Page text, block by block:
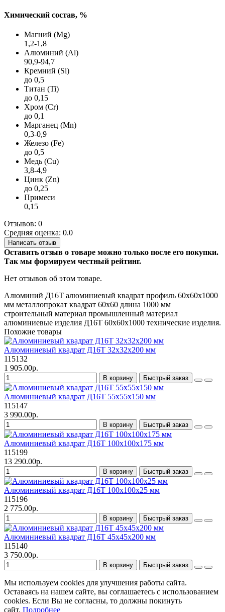
Химический состав, %
Магний (Mg)
1,2-1,8
Алюминий (Al)
90,9-94,7
Кремний (Si)
до 0,5
Титан (Ti)
до 0,15
Хром (Cr)
до 0,1
Марганец (Mn)
0,3-0,9
Железо (Fe)
до 0,5
Медь (Cu)
3,8-4,9
Цинк (Zn)
до 0,25
Примеси
0,15
Отзывов: 0
Средняя оценка: 0.0
Написать отзыв
Оставить отзыв о товаре можно только после его покупки.
Так мы формируем честный рейтинг.
Нет отзывов об этом товаре.
Алюминий Д16Т алюминиевый квадрат профиль 60х60х1000
мм металлопрокат квадрат 60х60 длина 1000 мм
строительный материал промышленный материал
алюминиевые изделия Д16Т 60х60х1000 технические изделия.
Похожие товары
Алюминиевый квадрат Д16Т 32х32х200 мм
115132
1 905.00р.
В корзину Быстрый заказ
Алюминиевый квадрат Д16Т 55х55х150 мм
115147
3 990.00р.
В корзину Быстрый заказ
Алюминиевый квадрат Д16Т 100х100х175 мм
115199
13 290.00р.
В корзину Быстрый заказ
Алюминиевый квадрат Д16Т 100х100х25 мм
115196
2 775.00р.
В корзину Быстрый заказ
Алюминиевый квадрат Д16Т 45х45х200 мм
115140
3 750.00р.
В корзину Быстрый заказ
Мы используем cookies для улучшения работы сайта.
Оставаясь на нашем сайте, вы соглашаетесь с использованием
cookies. Если Вы не согласны, то должны покинуть
сайт. Подробнее